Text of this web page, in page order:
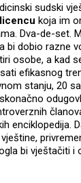
sudski
koja im
Dva-de-set.
bi dobio razne
osobe, a kad
efikasnog
stanju, 20
enciklopedija.
bi vještačiti i